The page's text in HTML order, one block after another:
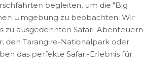
begleiten, um die "Big
Umgebung zu beobachten. Wir
zu ausgedehnten Safari-Abenteuern
den Tarangire-Nationalpark oder
das perfekte Safari-Erlebnis für